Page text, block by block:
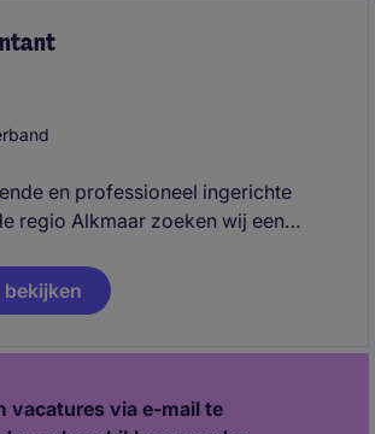
en professioneel ingerichte
regio Alkmaar zoeken wij een
maandafsluitingen en
mooie rol voor iemand die graag
bekijken
vacatures via e-mail te